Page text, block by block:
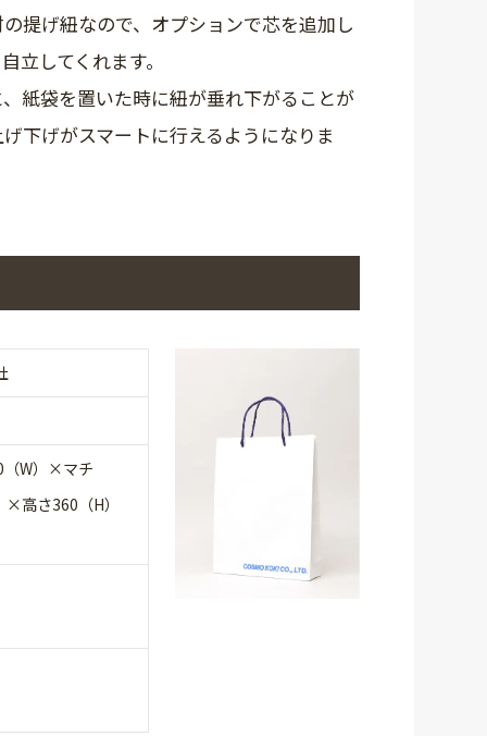
提げ紐なので、オプションで芯を追加し
立してくれます。
紙袋を置いた時に紐が垂れ下がることが
下げがスマートに行えるようになりま
（W）×マチ
×高さ360（H）